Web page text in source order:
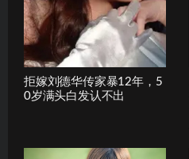
拒嫁刘德华传家暴12年，5
0岁满头白发认不出